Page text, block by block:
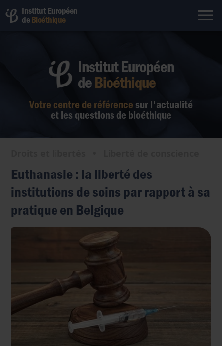
Institut Européen
deBioéthique
Votre centre de référence sur l'actualité
et les questions de bioéthique
Institut Européen
deBioéthique
Euthanasie : la liberté des
institutions de soins par rapport à sa
pratique en Belgique